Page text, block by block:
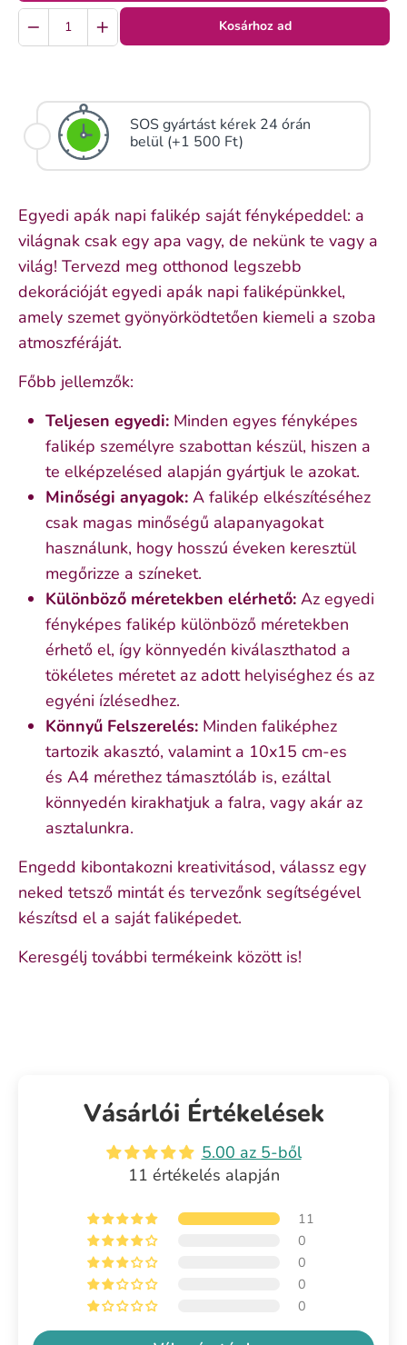
Kosárhoz ad
SOS gyártást kérek 24 órán
belül (+1 500 Ft)
Egyedi apák napi falikép saját fényképeddel: a
világnak csak egy apa vagy, de nekünk te vagy a
világ! Tervezd meg otthonod legszebb
dekorációját egyedi apák napi faliképünkkel,
amely szemet gyönyörködtetően kiemeli a szoba
atmoszféráját.
Főbb jellemzők:
Teljesen egyedi: Minden egyes fényképes
falikép személyre szabottan készül, hiszen a
te elképzelésed alapján gyártjuk le azokat.
Minőségi anyagok: A falikép elkészítéséhez
csak magas minőségű alapanyagokat
használunk, hogy hosszú éveken keresztül
megőrizze a színeket.
Különböző méretekben elérhető: Az egyedi
fényképes falikép különböző méretekben
érhető el, így könnyedén kiválaszthatod a
tökéletes méretet az adott helyiséghez és az
egyéni ízlésedhez.
Könnyű Felszerelés: Minden faliképhez
tartozik akasztó, valamint a 10x15 cm-es
és A4 mérethez támasztóláb is, ezáltal
könnyedén kirakhatjuk a falra, vagy akár az
asztalunkra.
Engedd kibontakozni kreativitásod, válassz egy
neked tetsző mintát és tervezőnk segítségével
készítsd el a saját faliképedet.
Keresgélj további termékeink között is!
Vásárlói Értékelések
5.00 az 5-ből
11 értékelés alapján
11
0
0
0
0